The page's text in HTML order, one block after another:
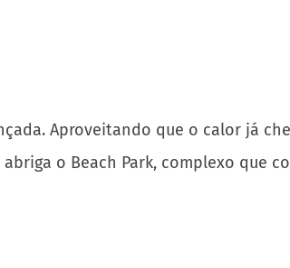
Aproveitando que o calor já
o Beach Park, complexo que